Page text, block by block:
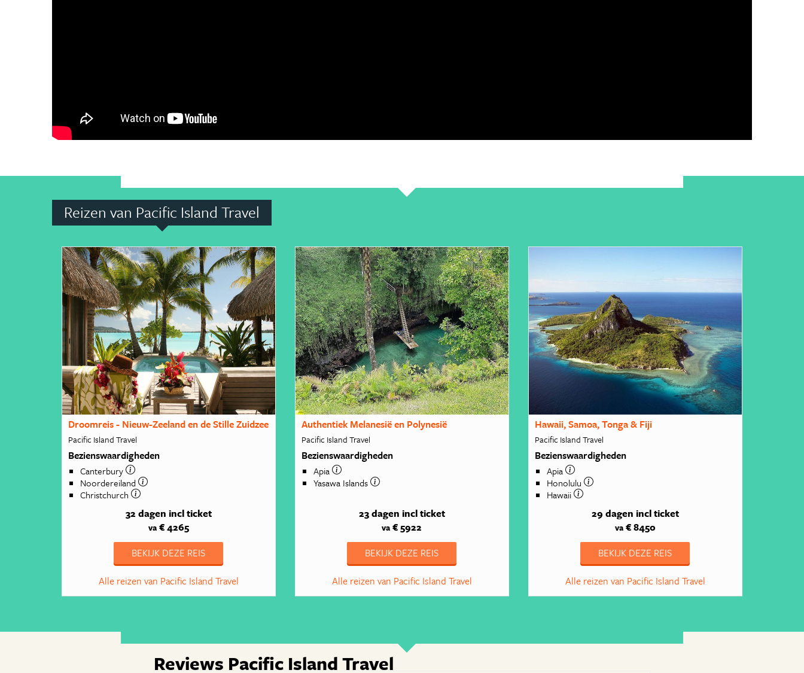
Reizen van Pacific Island Travel
Droomreis - Nieuw-Zeeland en de Stille Zuidzee
Pacific Island Travel
Bezienswaardigheden
Canterbury
Noordereiland
Christchurch
32 dagen incl ticket
va€ 4265
BEKIJK DEZE REIS
Alle reizen van Pacific Island Travel
Authentiek Melanesië en Polynesië
Pacific Island Travel
Bezienswaardigheden
Apia
Yasawa Islands
23 dagen incl ticket
va € 5922
BEKIJK DEZE REIS
Alle reizen van Pacific Island Travel
Hawaii, Samoa, Tonga & Fiji
Pacific Island Travel
Bezienswaardigheden
Apia
Honolulu
Hawaii
29 dagen incl ticket
va€ 8450
BEKIJK DEZE REIS
Alle reizen van Pacific Island Travel
Reviews Pacific Island Travel